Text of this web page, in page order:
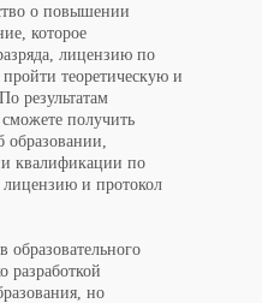
о повышении
которое
лицензию по
теоретическую и
результатам
получить
квалификации по
и протокол
образовательного
разработкой
но